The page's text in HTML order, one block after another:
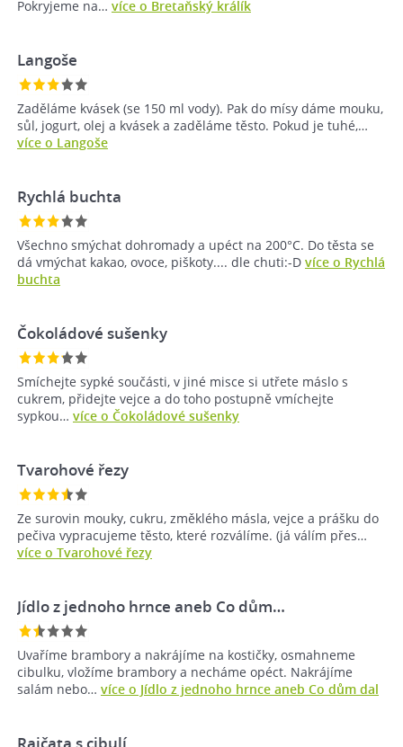
Pokryjeme na… více o Bretaňský králík
Langoše
Zaděláme kvásek (se 150 ml vody). Pak do mísy dáme mouku,
sůl, jogurt, olej a kvásek a zaděláme těsto. Pokud je tuhé,…
více o Langoše
Rychlá buchta
Všechno smýchat dohromady a upéct na 200°C. Do těsta se
dá vmýchat kakao, ovoce, piškoty.... dle chuti:-D více o Rychlá
buchta
Čokoládové sušenky
Smíchejte sypké součásti, v jiné misce si utřete máslo s
cukrem, přidejte vejce a do toho postupně vmíchejte
sypkou… více o Čokoládové sušenky
Tvarohové řezy
Ze surovin mouky, cukru, změklého másla, vejce a prášku do
pečiva vypracujeme těsto, které rozválíme. (já válím přes…
více o Tvarohové řezy
Jídlo z jednoho hrnce aneb Co dům…
Uvaříme brambory a nakrájíme na kostičky, osmahneme
cibulku, vložíme brambory a necháme opéct. Nakrájíme
salám nebo… více o Jídlo z jednoho hrnce aneb Co dům dal